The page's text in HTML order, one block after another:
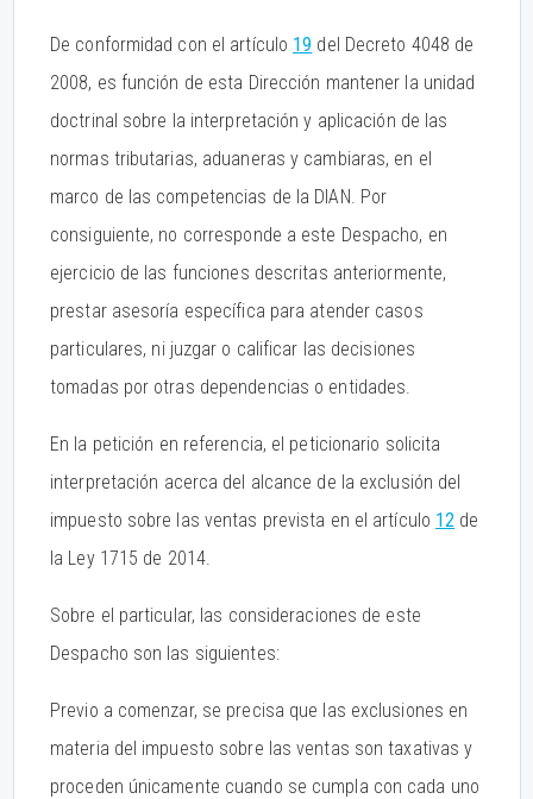
De conformidad con el artículo 19 del Decreto 4048 de
2008, es función de esta Dirección mantener la unidad
doctrinal sobre la interpretación y aplicación de las
normas tributarias, aduaneras y cambiaras, en el
marco de las competencias de la DIAN. Por
consiguiente, no corresponde a este Despacho, en
ejercicio de las funciones descritas anteriormente,
prestar asesoría específica para atender casos
particulares, ni juzgar o calificar las decisiones
tomadas por otras dependencias o entidades.
En la petición en referencia, el peticionario solicita
interpretación acerca del alcance de la exclusión del
impuesto sobre las ventas prevista en el artículo 12 de
la Ley 1715 de 2014.
Sobre el particular, las consideraciones de este
Despacho son las siguientes:
Previo a comenzar, se precisa que las exclusiones en
materia del impuesto sobre las ventas son taxativas y
proceden únicamente cuando se cumpla con cada uno